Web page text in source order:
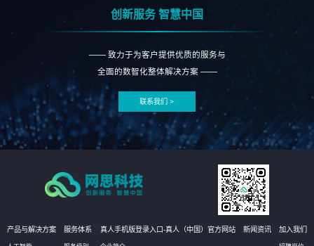
创新服务 智慧中国
—— 致力于为客户提供优质的服务与
全面的数智化整体解决方案 ——
联系我们 >
产品与解决方案 服务体系 真人手机版登录入口-真人（中国）官方网站 新闻资讯 加入我们